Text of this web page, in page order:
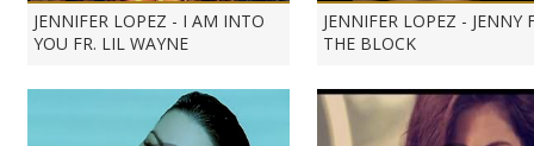
JENNIFER LOPEZ - I AM INTO
YOU FR. LIL WAYNE
JENNIFER LOPEZ - JENNY
THE BLOCK